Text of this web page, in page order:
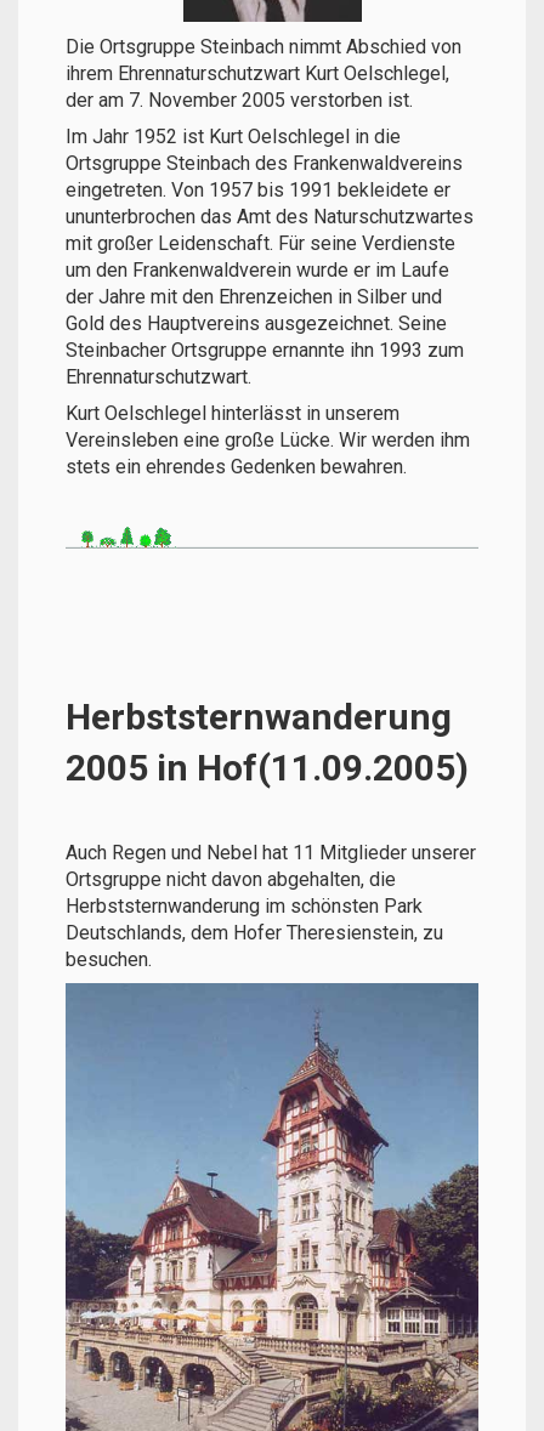
Die Ortsgruppe Steinbach nimmt Abschied von
ihrem Ehrennaturschutzwart Kurt Oelschlegel,
der am 7. November 2005 verstorben ist.
Im Jahr 1952 ist Kurt Oelschlegel in die
Ortsgruppe Steinbach des Frankenwaldvereins
eingetreten. Von 1957 bis 1991 bekleidete er
ununterbrochen das Amt des Naturschutzwartes
mit großer Leidenschaft. Für seine Verdienste
um den Frankenwaldverein wurde er im Laufe
der Jahre mit den Ehrenzeichen in Silber und
Gold des Hauptvereins ausgezeichnet. Seine
Steinbacher Ortsgruppe ernannte ihn 1993 zum
Ehrennaturschutzwart.
Kurt Oelschlegel hinterlässt in unserem
Vereinsleben eine große Lücke. Wir werden ihm
stets ein ehrendes Gedenken bewahren.
Herbststernwanderung
2005 in Hof(11.09.2005)
Auch Regen und Nebel hat 11 Mitglieder unserer
Ortsgruppe nicht davon abgehalten, die
Herbststernwanderung im schönsten Park
Deutschlands, dem Hofer Theresienstein, zu
besuchen.